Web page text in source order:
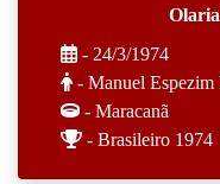
- 24/3/1974
- Manuel Espezim
- Maracanã
- Brasileiro 1974